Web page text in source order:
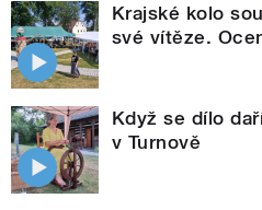
Krajské kolo
své vítěze.
Když se dílo
v Turnově